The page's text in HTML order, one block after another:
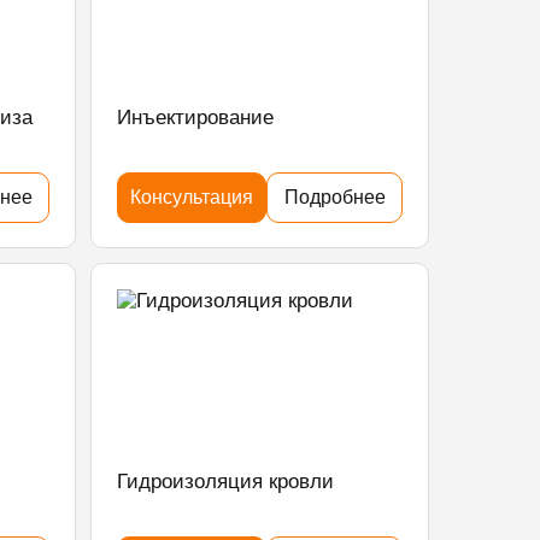
Инъектирование
Консультация Подробнее
Гидроизоляция кровли